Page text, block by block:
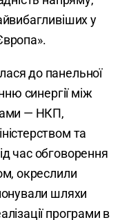
у
до панельної
синергії між
— НКП,
та
час обговорення
окреслили
шляхи
програми в